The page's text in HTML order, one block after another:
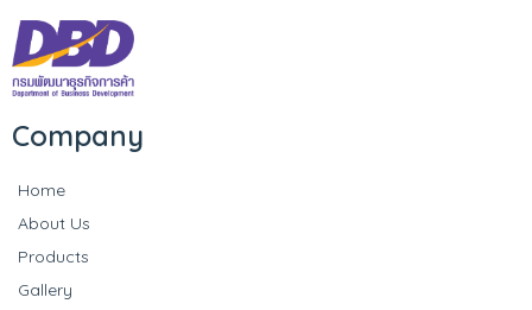
Company
Home
About Us
Products
Gallery